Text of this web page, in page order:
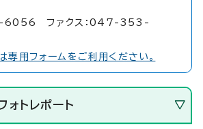
6056 ファクス：047-353-
専用フォームをご利用ください。
トレポート